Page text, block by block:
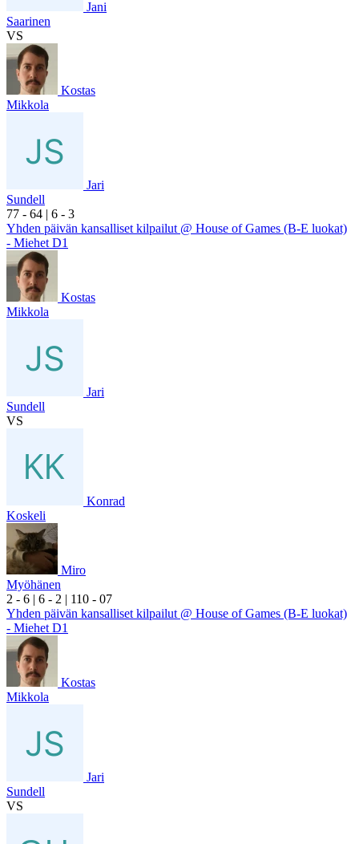
Jani
Saarinen
VS
Kostas
Mikkola
Jari
Sundell
77 - 64 | 6 - 3
Yhden päivän kansalliset kilpailut @ House of Games (B-E luokat)
- Miehet D1
Kostas
Mikkola
Jari
Sundell
VS
Konrad
Koskeli
Miro
Myöhänen
2 - 6 | 6 - 2 | 110 - 07
Yhden päivän kansalliset kilpailut @ House of Games (B-E luokat)
- Miehet D1
Kostas
Mikkola
Jari
Sundell
VS